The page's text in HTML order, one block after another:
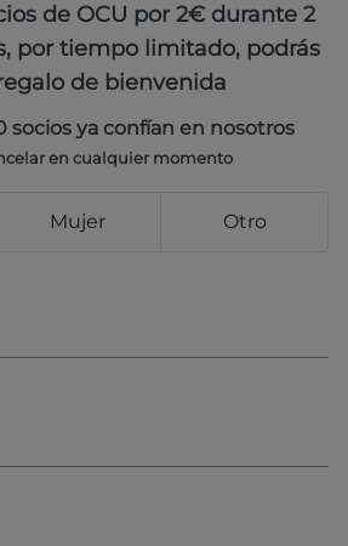
de OCU por 2€ durante 2
por tiempo limitado, podrás
de bienvenida
socios ya confían en nosotros
en cualquier momento
Mujer Otro